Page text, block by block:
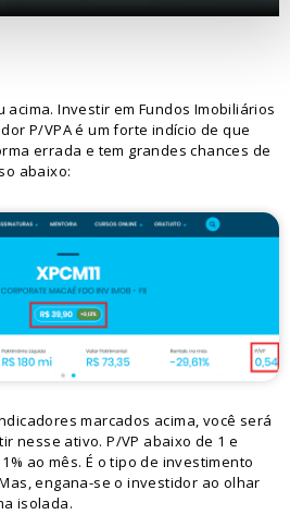
acima. Investir em Fundos Imobiliários
P/VPA é um forte indício de que
errada e tem grandes chances de
abaixo:
marcados acima, você será
nesse ativo. P/VP abaixo de 1 e
ao mês. É o tipo de investimento
engana-se o investidor ao olhar
isolada.